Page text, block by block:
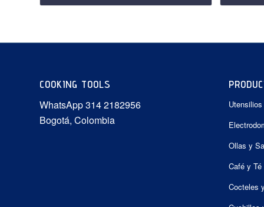
COOKING TOOLS
WhatsApp 314 2182956
Bogotá, Colombia
Ollas y
Café y Té
Cocteles